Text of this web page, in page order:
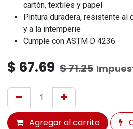
cartón, textiles y papel
Pintura duradera, resistente al
y a la intemperie
Cumple con ASTM D 4236
$ 67.69 $71.25
Agregar al carrito